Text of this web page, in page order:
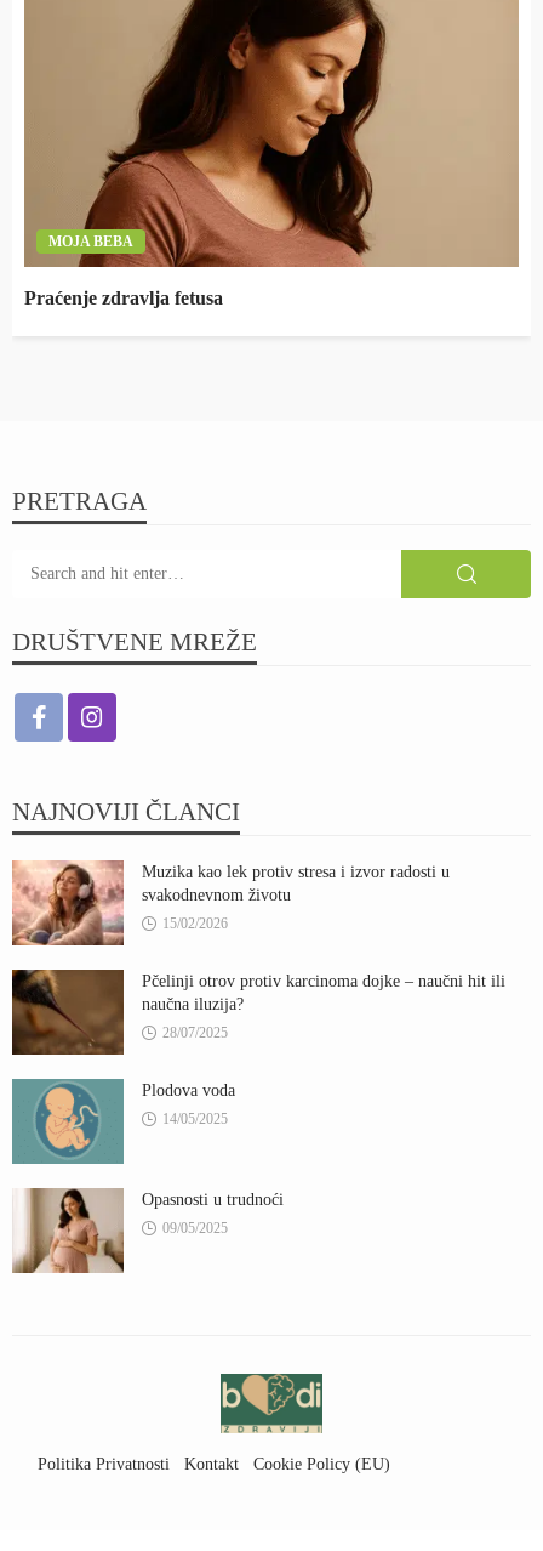
MOJA BEBA
Praćenje zdravlja fetusa
PRETRAGA
DRUŠTVENE MREŽE
NAJNOVIJI ČLANCI
Muzika kao lek protiv stresa i izvor radosti u
svakodnevnom životu
15/02/2026
Pčelinji otrov protiv karcinoma dojke – naučni hit ili
naučna iluzija?
28/07/2025
Plodova voda
14/05/2025
Opasnosti u trudnoći
09/05/2025
Politika Privatnosti Kontakt Cookie Policy (EU)